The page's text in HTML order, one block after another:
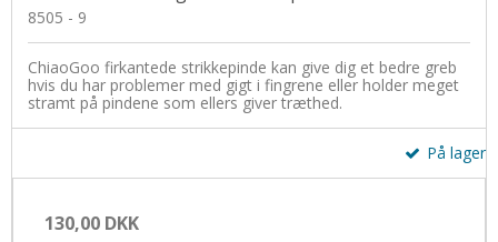
8505 - 9
ChiaoGoo firkantede strikkepinde kan give dig et bedre greb
hvis du har problemer med gigt i fingrene eller holder meget
stramt på pindene som ellers giver træthed.
På lager
130,00 DKK